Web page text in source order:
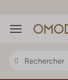
Menu